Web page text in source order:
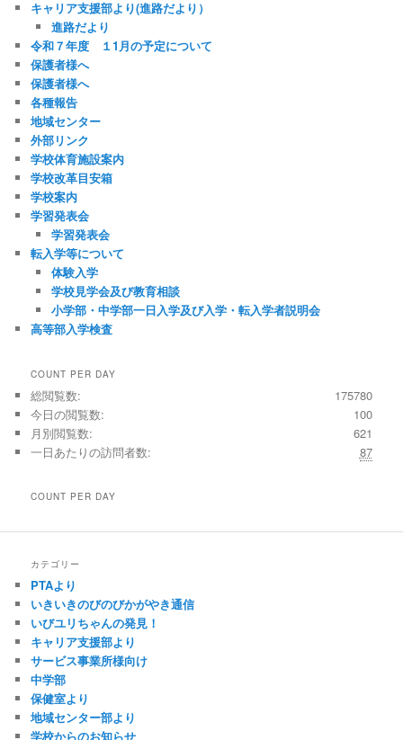
キャリア支援部より(進路だより）
進路だより
令和７年度 １1月の予定について
保護者様へ
保護者様へ
各種報告
地域センター
外部リンク
学校体育施設案内
学校改革目安箱
学校案内
学習発表会
学習発表会
転入学等について
体験入学
学校見学会及び教育相談
小学部・中学部一日入学及び入学・転入学者説明会
高等部入学検査
COUNT PER DAY
175780
総閲覧数:
100
今日の閲覧数:
621
月別閲覧数:
87
一日あたりの訪問者数:
COUNT PER DAY
カテゴリー
PTAより
いきいきのびのびかがやき通信
いびユリちゃんの発見！
キャリア支援部より
サービス事業所様向け
中学部
保健室より
地域センター部より
学校からのお知らせ